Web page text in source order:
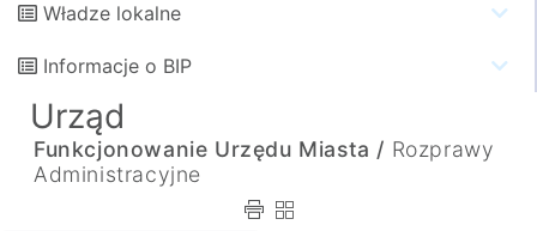
Władze lokalne
Informacje o BIP
Urząd
Funkcjonowanie Urzędu Miasta / Rozprawy
Administracyjne